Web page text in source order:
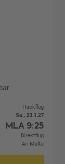
Rückflug
Sa., 23.1.27
MLA 9:25
Direktflug
Air Malta